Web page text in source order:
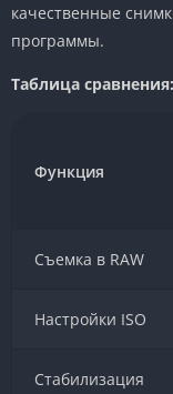
качественные
программы.
Таблица сравнения:
Функция
Съемка в RAW
Настройки ISO
Стабилизация